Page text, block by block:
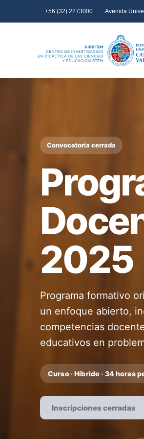
+56 (32) 2273000 Avenida
Convocatoria cerrada
2025
Programa formativo
un enfoque abierto,
competencias
educativos en
Curso · Híbrido · 34 horas
Inscripciones cerradas